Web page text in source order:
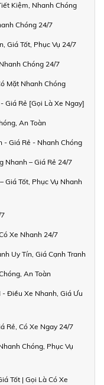
Kiệm, Nhanh Chóng
Chóng 24/7
Giá Tốt, Phục Vụ 24/7
Chóng 24/7
Mặt Nhanh Chóng
Giá Rẻ [Gọi Là Xe Ngay]
An Toàn
- Giá Rẻ - Nhanh Chóng
Nhanh – Giá Rẻ 24/7
Giá Tốt, Phục Vụ Nhanh
Xe Nhanh 24/7
Uy Tín, Giá Cạnh Tranh
An Toàn
- Điều Xe Nhanh, Giá Ưu
Rẻ, Có Xe Ngay 24/7
Chóng, Phục Vụ
Tốt | Gọi Là Có Xe